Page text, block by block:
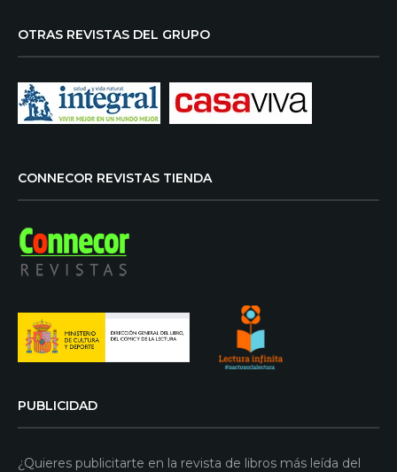
OTRAS REVISTAS DEL GRUPO
CONNECOR REVISTAS TIENDA
PUBLICIDAD
¿Quieres publicitarte en la revista de libros más leída del